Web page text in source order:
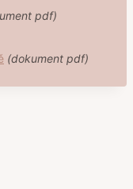
pdf)
(dokument pdf)